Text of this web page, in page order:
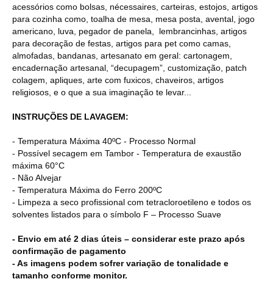
acessórios como bolsas, nécessaires, carteiras, estojos, artigos
para cozinha como, toalha de mesa, mesa posta, avental, jogo
americano, luva, pegador de panela, lembrancinhas, artigos
para decoração de festas, artigos para pet como camas,
almofadas, bandanas, artesanato em geral: cartonagem,
encadernação artesanal, “decupagem”, customização, patch
colagem, apliques, arte com fuxicos, chaveiros, artigos
religiosos, e o que a sua imaginação te levar...
INSTRUÇÕES DE LAVAGEM:
- Temperatura Máxima 40ºC - Processo Normal
- Possível secagem em Tambor - Temperatura de exaustão
máxima 60°C
- Não Alvejar
- Temperatura Máxima do Ferro 200ºC
- Limpeza a seco profissional com tetracloroetileno e todos os
solventes listados para o símbolo F – Processo Suave
- Envio em até 2 dias úteis – considerar este prazo após
confirmação de pagamento
- As imagens podem sofrer variação de tonalidade e
tamanho conforme monitor.